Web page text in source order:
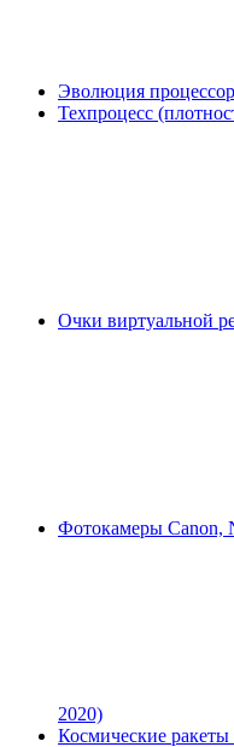
Эволюция
Техпроцесс
Очки виртуальной
Фотокамеры Canon,
2020)
Космические